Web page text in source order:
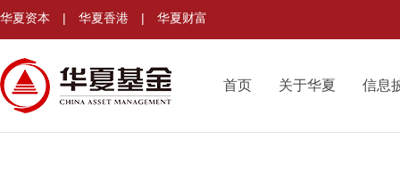
华夏资本 | 华夏香港 | 华夏财富
首页 关于华夏 信息